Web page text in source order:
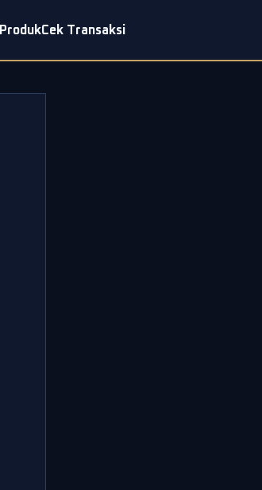
ProdukCek Transaksi